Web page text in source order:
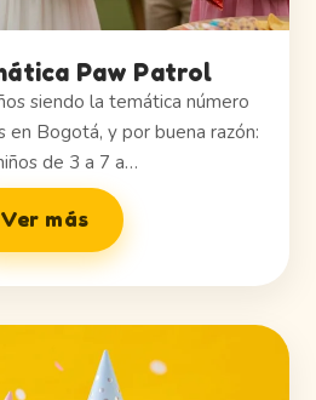
Paw Patrol
siendo la temática número
en Bogotá, y por buena razón:
de 3 a 7 a…
Ver más